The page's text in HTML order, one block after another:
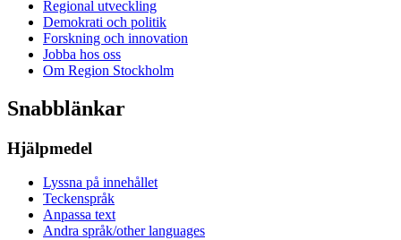
Regional utveckling
Demokrati och politik
Forskning och innovation
Jobba hos oss
Om Region Stockholm
Snabblänkar
Hjälpmedel
Lyssna på innehållet
Teckenspråk
Anpassa text
Andra språk/other languages